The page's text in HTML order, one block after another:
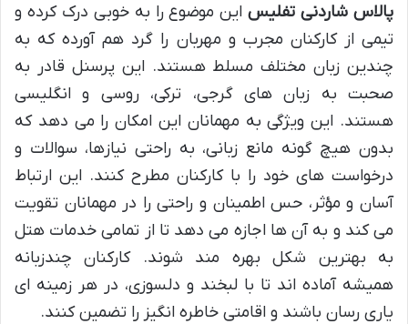
پالاس شاردنی تفلیساین موضوع را به خوبی درک کرده و
تیمی از کارکنان مجرب و مهربان را گرد هم آورده که به
چندین زبان مختلف مسلط هستند. این پرسنل قادر به
صحبت به زبان های گرجی، ترکی، روسی و انگلیسی
هستند. این ویژگی به مهمانان این امکان را می دهد که
بدون هیچ گونه مانع زبانی، به راحتی نیازها، سوالات و
درخواست های خود را با کارکنان مطرح کنند. این ارتباط
آسان و مؤثر، حس اطمینان و راحتی را در مهمانان تقویت
می کند و به آن ها اجازه می دهد تا از تمامی خدمات هتل
به بهترین شکل بهره مند شوند. کارکنان چندزبانه
همیشه آماده اند تا با لبخند و دلسوزی، در هر زمینه ای
یاری رسان باشند و اقامتی خاطره انگیز را تضمین کنند.